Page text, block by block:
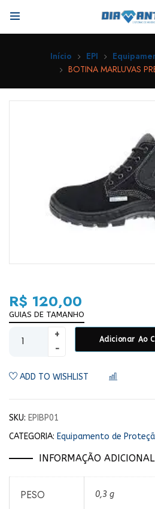
Início EPI
BOTINA MARLUVAS
R$ 120,00
GUIAS DE TAMANHO
Adicionar Ao
ADD TO WISHLIST
SKU: EPIBP01
CATEGORIA: Equipamento de
INFORMAÇÃO ADICIONAL
PESO 0,3 g